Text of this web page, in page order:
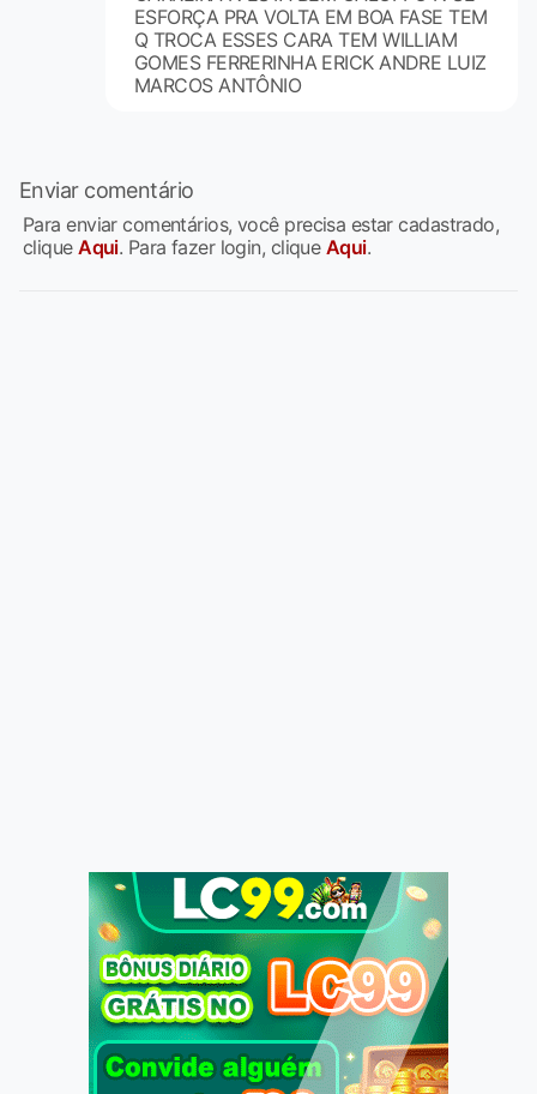
ESFORÇA PRA VOLTA EM BOA FASE TEM
Q TROCA ESSES CARA TEM WILLIAM
GOMES FERRERINHA ERICK ANDRE LUIZ
MARCOS ANTÔNIO
Enviar comentário
Para enviar comentários, você precisa estar cadastrado,
cliqueAqui. Para fazer login, clique Aqui.